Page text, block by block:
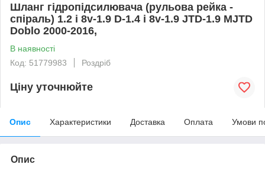
Шланг гідропідсилювача (рульова рейка -
спіраль) 1.2 i 8v-1.9 D-1.4 i 8v-1.9 JTD-1.9 MJTD
Doblo 2000-2016,
В наявності
Код: 51779983
Роздріб
Ціну уточнюйте
Опис Характеристики Доставка Оплата Умови
Опис